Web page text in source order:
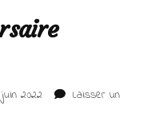
juin 2022
Laisser un